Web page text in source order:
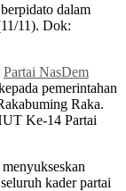
dalam
11). Dok:
Partai NasDem
pemerintahan
Raka.
Ke-14 Partai
kader partai